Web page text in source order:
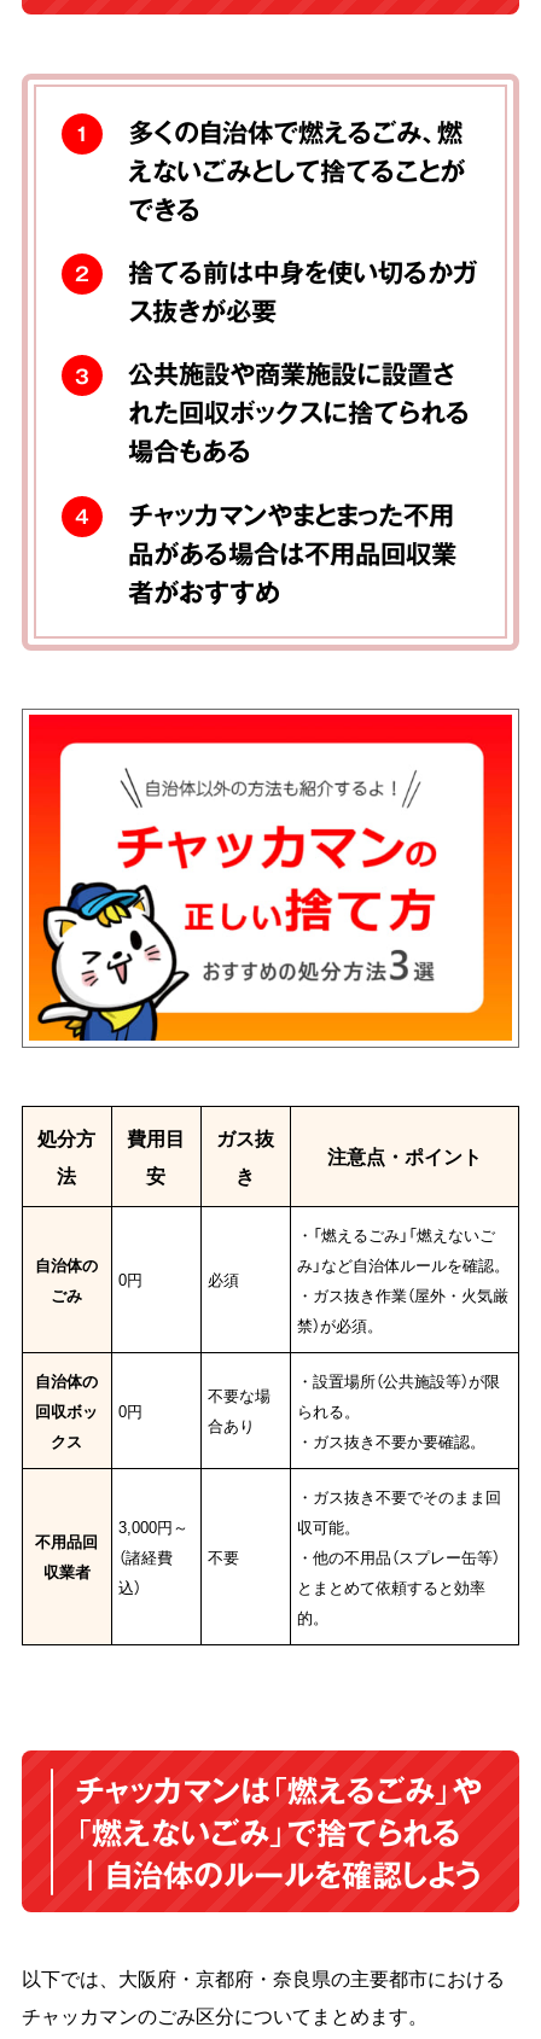
1
多くの自治体で燃えるごみ、燃
えないごみとして捨てることが
できる
2
捨てる前は中身を使い切るかガ
ス抜きが必要
3
公共施設や商業施設に設置さ
れた回収ボックスに捨てられる
場合もある
4
チャッカマンやまとまった不用
品がある場合は不用品回収業
者がおすすめ
処分方
法
費用目
安
ガス抜
き
注意点・ポイント
自治体の
ごみ
0円 必須
・「燃えるごみ」「燃えないご
み」など自治体ルールを確認。
・ガス抜き作業（屋外・火気厳
禁）が必須。
自治体の
回収ボッ
クス
0円
不要な場
合あり
・設置場所（公共施設等）が限
られる。
・ガス抜き不要か要確認。
不用品回
収業者
3,000円～
（諸経費
込）
不要
・ガス抜き不要でそのまま回
収可能。
・他の不用品（スプレー缶等）
とまとめて依頼すると効率
的。
チャッカマンは「燃えるごみ」や
「燃えないごみ」で捨てられる
｜自治体のルールを確認しよう
以下では、大阪府・京都府・奈良県の主要都市における
チャッカマンのごみ区分についてまとめます。